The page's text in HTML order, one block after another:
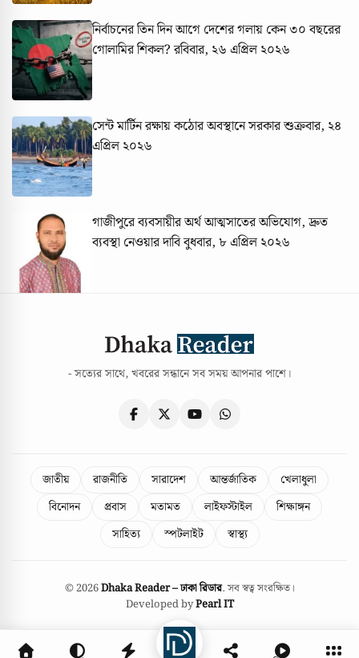
নির্বাচনের তিন দিন আগে দেশের গলায় কেন ৩০ বছরের
গোলামির শিকল? রবিবার, ২৬ এপ্রিল ২০২৬
সেন্ট মার্টিন রক্ষায় কঠোর অবস্থানে সরকারশুক্রবার, ২৪
এপ্রিল ২০২৬
গাজীপুরে ব্যবসায়ীর অর্থ আত্মসাতের অভিযোগ, দ্রুত
ব্যবস্থা নেওয়ার দাবিবুধবার, ৮ এপ্রিল ২০২৬
- সত্যের সাথে, খবরের সন্ধানে সব সময় আপনার পাশে।
জাতীয় রাজনীতি সারাদেশ আন্তর্জাতিক
খেলাধুলা
বিনোদন
প্রবাস মতামত লাইফস্টাইল
শিক্ষাঙ্গন
সাহিত্য
স্পটলাইট স্বাস্থ্য
© 2026Dhaka Reader – ঢাকা রিডার. সব স্বত্ব সংরক্ষিত।
Developed byPearl IT